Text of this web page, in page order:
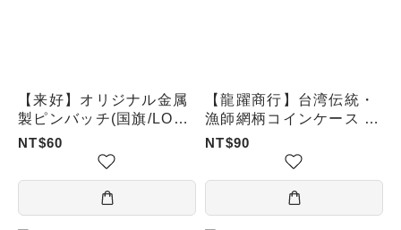
【来好】オリジナル金属
製ピンバッチ(国旗/LOVE
TAIWAN/漁師網バッグ/
タピオカミルクティー)
NT$60
【龍躍商行】台湾伝統・
漁師網柄コインケース キ
ーホルダー
NT$90